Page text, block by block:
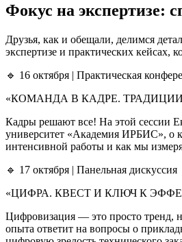
Фокус на
Друзья, как и обещали, делимся
экспертизе и практических кейсах,
🔹 16 октября | Практическая
«КОМАНДА В КАДРЕ.
Кадры решают все! На этой сессии
университет «Академия ИРБИС», о
интенсивной работы и как мы
🔹 17 октября | Панельная дискуссия
«ЦИФРА. КВЕСТ И КЛЮЧ К
Цифровизация — это просто тренд,
опыта ответит на вопросы о